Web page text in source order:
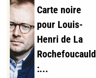
Carte noire
pour Louis-
Henri de La
Rochefoucauld
:...